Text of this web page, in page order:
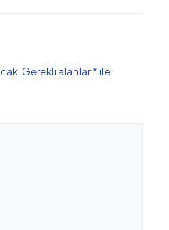
Gerekli alanlar*ile